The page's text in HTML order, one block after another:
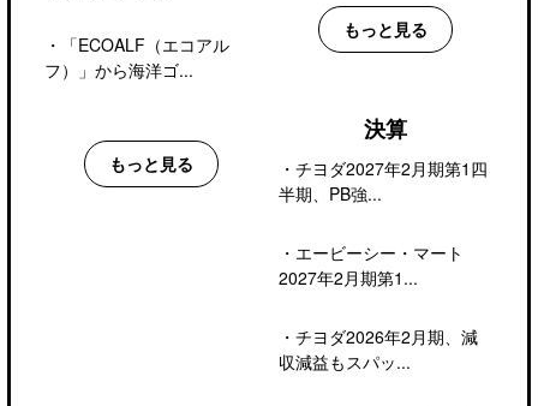
・
「ECOALF（エコアル
フ）」から海洋ゴ...
もっと見る
もっと見る
決算
・ チヨダ2027年2月期第1四
半期、PB強...
・ エービーシー・マート
2027年2月期第1...
・ チヨダ2026年2月期、減
収減益もスパッ...